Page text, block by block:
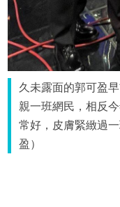
久未露面的郭可盈
親一班網民，相反
常好，皮膚緊緻過
盈）